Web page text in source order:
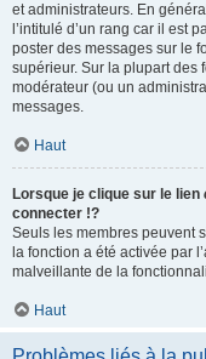
et administrateurs. En
l’intitulé d’un rang car il est
poster des messages sur le
supérieur. Sur la plupart des
modérateur (ou un
messages.
Haut
Lorsque je clique sur le lien
connecter !?
Seuls les membres peuvent
la fonction a été activée par
malveillante de la
Haut